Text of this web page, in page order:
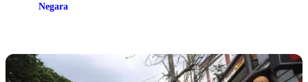
Negara